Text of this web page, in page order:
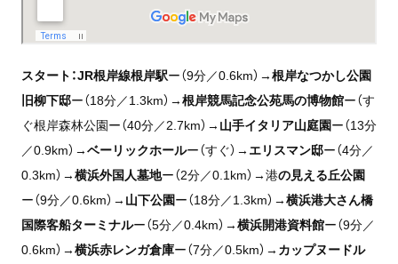
スタート：JR根岸線根岸駅ー（9分／0.6km）→根岸なつかし公園
旧柳下邸ー（18分／1.3km）→根岸競馬記念公苑馬の博物館ー（す
ぐ根岸森林公園ー（40分／2.7km）→ 山手イタリア山庭園ー（13分
／0.9km）→ベーリックホールー（すぐ）→ エリスマン邸ー（4分／
0.3km）→横浜外国人墓地ー（2分／0.1km）→港の見える丘公園
ー（9分／0.6km）→ 山下公園ー（18分／1.3km）→横浜港大さん橋
国際客船ターミナルー（5分／0.4km）→横浜開港資料館ー（9分／
0.6km）→横浜赤レンガ倉庫ー（7分／0.5km）→ カップヌードル